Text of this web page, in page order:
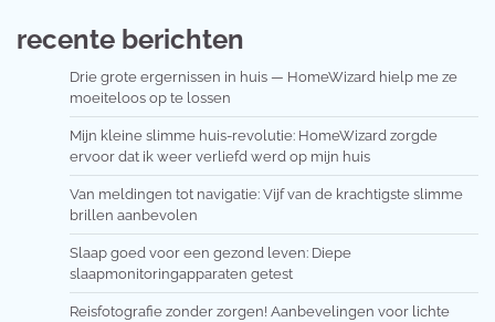
recente berichten
Drie grote ergernissen in huis — HomeWizard hielp me ze
moeiteloos op te lossen
Mijn kleine slimme huis-revolutie: HomeWizard zorgde
ervoor dat ik weer verliefd werd op mijn huis
Van meldingen tot navigatie: Vijf van de krachtigste slimme
brillen aanbevolen
Slaap goed voor een gezond leven: Diepe
slaapmonitoringapparaten getest
Reisfotografie zonder zorgen! Aanbevelingen voor lichte